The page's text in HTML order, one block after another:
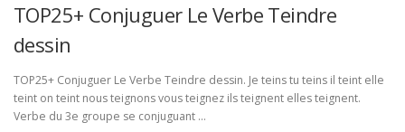
TOP25+ Conjuguer Le Verbe Teindre
dessin
TOP25+ Conjuguer Le Verbe Teindre dessin. Je teins tu teins il teint elle
teint on teint nous teignons vous teignez ils teignent elles teignent.
Verbe du 3e groupe se conjuguant …